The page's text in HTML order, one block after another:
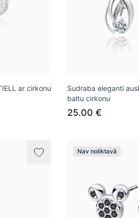
ar cirkonu
Sudraba eleganti
baltu cirkonu
25.00 €
Nav noliktavā